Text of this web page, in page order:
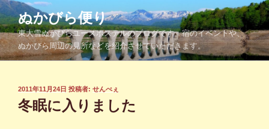
コ
ン
テ
ン
ツ
ぬかびら便り
東大雪ぬかびらユースホステルのブログです。宿のイベントや、
ぬかびら周辺の見所などを紹介させていただきます。
投
稿
日:
2011年11月24日 投稿者: せんべぇ
冬眠に入りました